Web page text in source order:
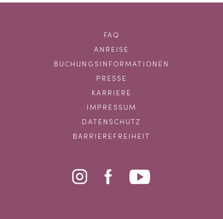
FAQ
ANREISE
BUCHUNGSINFORMATIONEN
PRESSE
KARRIERE
IMPRESSUM
DATENSCHUTZ
BARRIEREFREIHEIT